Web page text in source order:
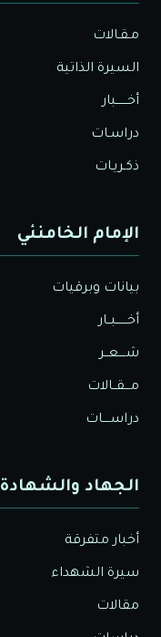
مـقـالات
السيرة الذاتية
أخــــــبار
دراسـات
ذكـريـات
الإمام الخامنئي
بيانات وبرقيات
أخــــــبــار
شــــعــر
مـــقــالات
دراســــات
الجهاد والشهادة
أخبار متفرقة
سيرة الشهداء
مقالات